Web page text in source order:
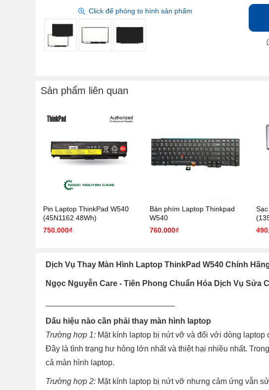
Click để phóng to hình sản phẩm
Sản phẩm liên quan
Pin Laptop ThinkPad W540
(45N1162 48Wh)
750.000₫
Bàn phím Laptop Thinkpad
W540
760.000₫
Dịch Vụ Thay Màn Hình Laptop ThinkPad W540 Chính
Ngọc Nguyễn Care - Tiên Phong Chuẩn Hóa Dịch Vụ Sửa
Dấu hiệu nào cần phải thay màn hình laptop
Trường hợp 1: Mặt kính laptop bị nứt vỡ và đối với dòng
Đây là tình trạng hư hỏng lớn nhất và thiệt hại nhiều nhất.
cả màn hình laptop.
Trường hợp 2: Mặt kính laptop bị nứt vỡ nhưng cảm ứng vẫn